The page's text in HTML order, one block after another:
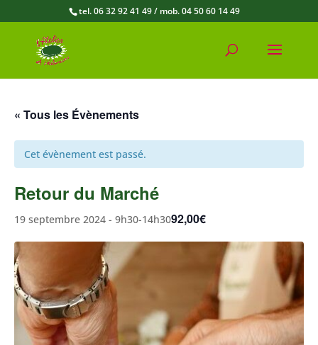
tel. 06 32 92 41 49 / mob. 04 50 60 14 49
« Tous les Évènements
Cet évènement est passé.
Retour du Marché
19 septembre 2024 - 9h30-14h3092,00€